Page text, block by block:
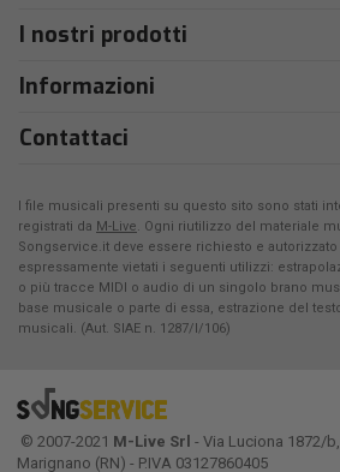
I nostri prodotti
Informazioni
Contattaci
I file musicali presenti su questo sito sono stati
registrati da M-Live. Ogni riutilizzo del materiale
Songservice.it deve essere richiesto e autorizzato
espressamente vietati i seguenti utilizzi:
o più tracce MIDI o audio di un singolo brano
base musicale o parte di essa, estrazione del
musicali. (Aut. SIAE n. 1287/I/106)
© 2007-2021 M-Live Srl - Via Luciona 1872/
Marignano (RN) - P.IVA 03127860405